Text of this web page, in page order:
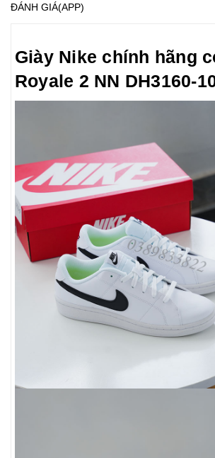
ĐÁNH GIÁ(APP)
Giày Nike chính hãng
Royale 2 NN DH3160-